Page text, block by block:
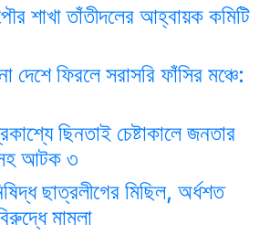
শাখা তাঁতীদলের আহ্বায়ক কমিটি
দেশে ফিরলে সরাসরি ফাঁসির মঞ্চে:
ছিনতাই চেষ্টাকালে জনতার
আটক ৩
ছাত্রলীগের মিছিল, অর্ধশত
মামলা